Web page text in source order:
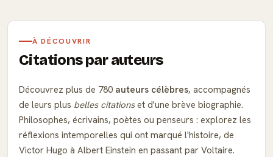
À DÉCOUVRIR
Citations par auteurs
Découvrez plus de 780 auteurs célèbres, accompagnés
de leurs plus belles citationset d'une brève biographie.
Philosophes, écrivains, poètes ou penseurs : explorez les
réflexions intemporelles qui ont marqué l'histoire, de
Victor Hugo à Albert Einstein en passant par Voltaire.